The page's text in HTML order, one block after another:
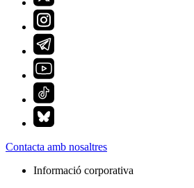
Contacta amb nosaltres
Informació corporativa